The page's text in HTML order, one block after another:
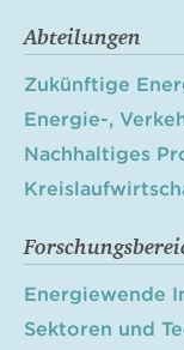
Abteilungen
Zukünftige
Energie-,
Nachhaltiges
Energiewende
Sektoren und